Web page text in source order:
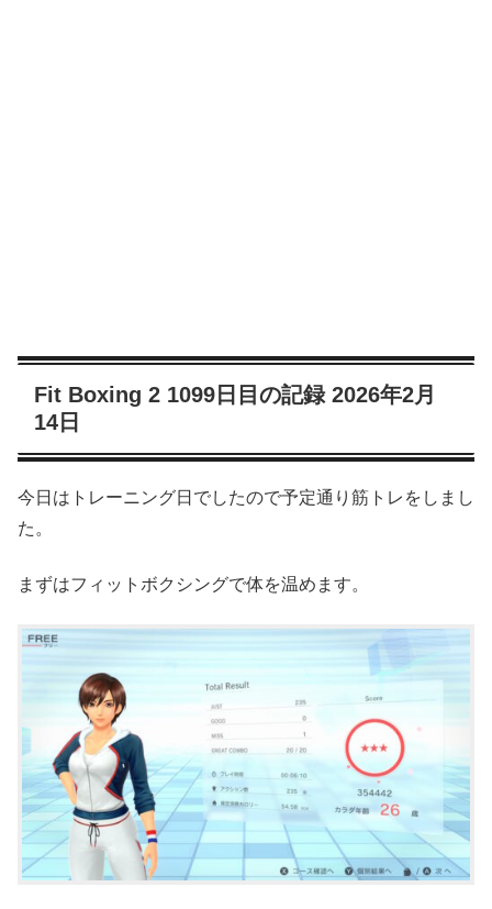
Fit Boxing 2 1099日目の記録 2026年2月
14日
今日はトレーニング日でしたので予定通り筋トレをしまし
た。
まずはフィットボクシングで体を温めます。